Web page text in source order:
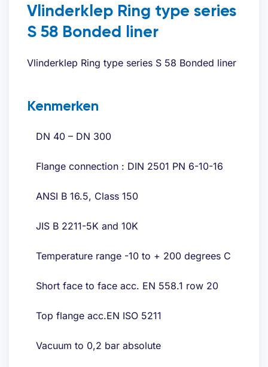
Vlinderklep Ring type series
S 58 Bonded liner
Vlinderklep Ring type series S 58 Bonded liner
Kenmerken
DN 40 – DN 300
Flange connection : DIN 2501 PN 6-10-16
ANSI B 16.5, Class 150
JIS B 2211-5K and 10K
Temperature range -10 to + 200 degrees C
Short face to face acc. EN 558.1 row 20
Top flange acc.EN ISO 5211
Vacuum to 0,2 bar absolute